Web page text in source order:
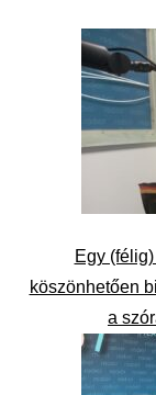
Egy
köszönhetően
a